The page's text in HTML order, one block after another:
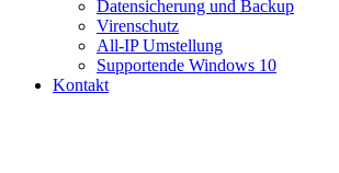
Datensicherung und Backup
Virenschutz
All-IP Umstellung
Supportende Windows 10
Kontakt